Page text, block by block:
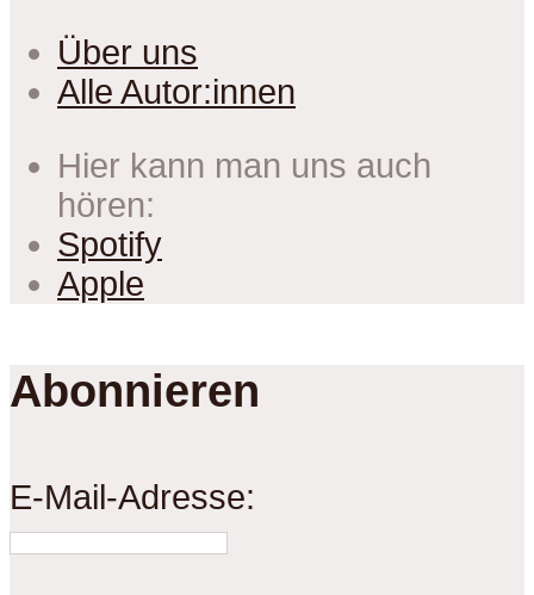
Über uns
Alle Autor:innen
Hier kann man uns auch
hören:
Spotify
Apple
Abonnieren
E-Mail-Adresse: